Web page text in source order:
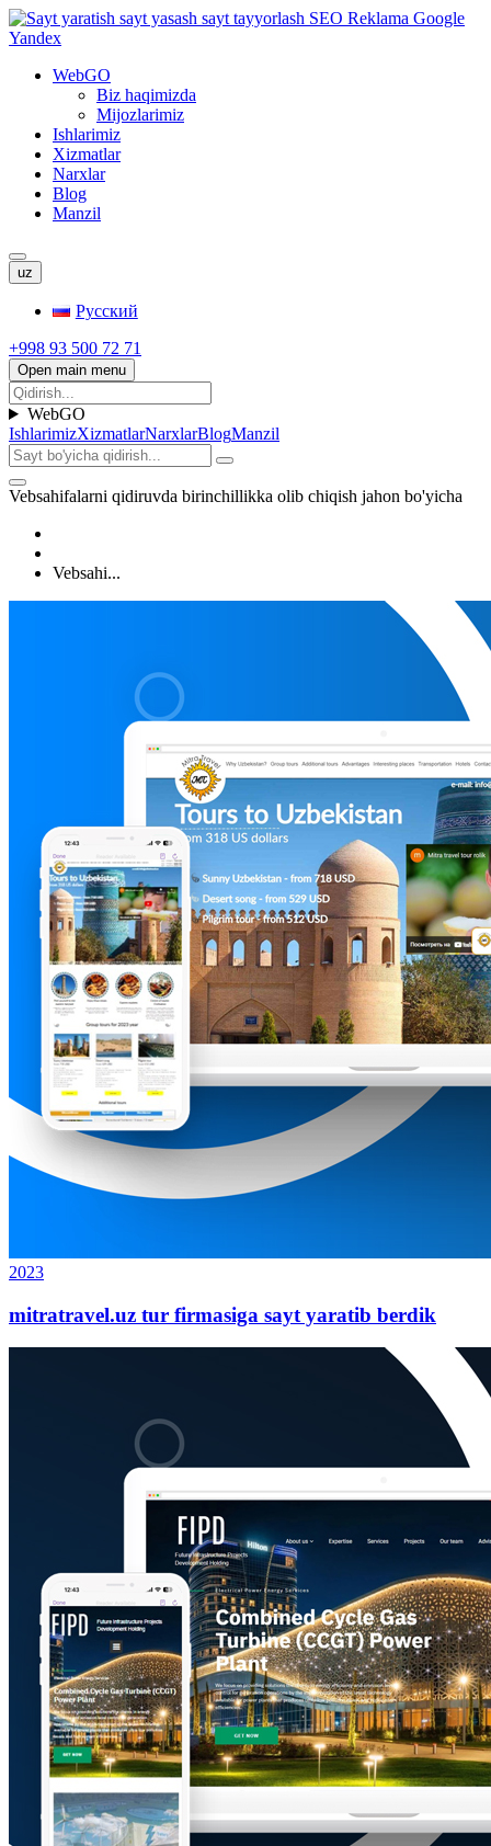
WebGO
Biz haqimizda
Mijozlarimiz
Ishlarimiz
Xizmatlar
Narxlar
Blog
Manzil
uz
Русский
+998 93 500 72 71
Open main menu
WebGO
IshlarimizXizmatlarNarxlarBlogManzil
Vebsahifalarni qidiruvda birinchillikka olib chiqish jahon bo'yicha
Vebsahi...
2023
mitratravel.uz tur firmasiga sayt yaratib berdik